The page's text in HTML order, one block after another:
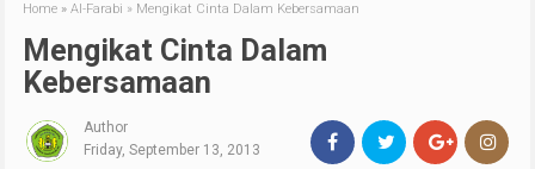
Home »Al-Farabi » Mengikat Cinta Dalam Kebersamaan
Mengikat Cinta Dalam
Kebersamaan
Author
Friday, September 13, 2013